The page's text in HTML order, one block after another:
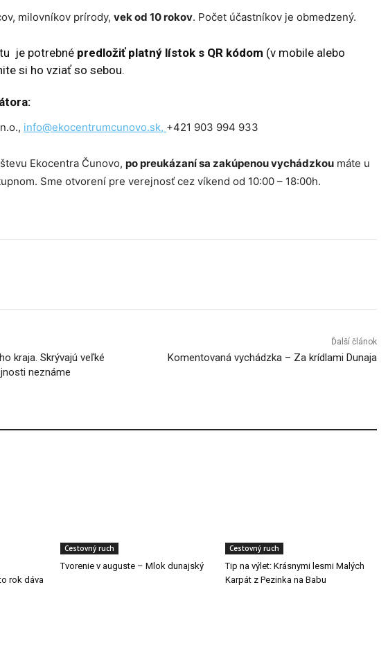
milovníkov prírody, vek od 10 rokov. Počet účastníkov je obmedzený.
je potrebné predložiť platný lístok s QR kódom (v mobile alebo
si ho vziať so sebou.
info@ekocentrumcunovo.sk, +421 903 994 933
Ekocentra Čunovo, po preukázaní sa zakúpenou vychádzkou máte u
Sme otvorení pre verejnosť cez víkend od 10:00 – 18:00h.
kraja. Skrývajú veľké
neznáme
Ďalší článok
Komentovaná vychádzka – Za krídlami Dunaja
rok dáva
Cestovný ruch
Tvorenie v auguste – Mlok dunajský
Cestovný ruch
Tip na výlet: Krásnymi lesmi Malých
Karpát z Pezinka na Babu